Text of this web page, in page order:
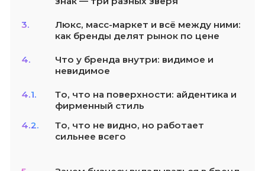
3.
Люкс, масс-маркет и всё между ними:
как бренды делят рынок по цене
4.
Что у бренда внутри: видимое и
невидимое
4.1.
То, что на поверхности: айдентика и
фирменный стиль
4.2.
То, что не видно, но работает
сильнее всего